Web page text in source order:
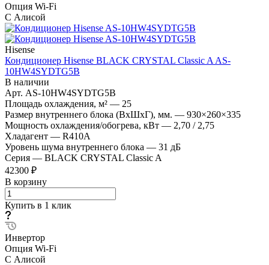
Опция Wi-Fi
С Алисой
Hisense
Кондиционер Hisense BLACK CRYSTAL Classic A AS-
10HW4SYDTG5B
В наличии
Арт. AS-10HW4SYDTG5B
Площадь охлаждения, м² — 25
Размер внутреннего блока (ВхШхГ), мм. — 930×260×335
Мощность охлаждения/обогрева, кВт — 2,70 / 2,75
Хладагент — R410A
Уровень шума внутреннего блока — 31 дБ
Серия — BLACK CRYSTAL Classic A
42300 ₽
В корзину
Купить в 1 клик
Инвертор
Опция Wi-Fi
С Алисой